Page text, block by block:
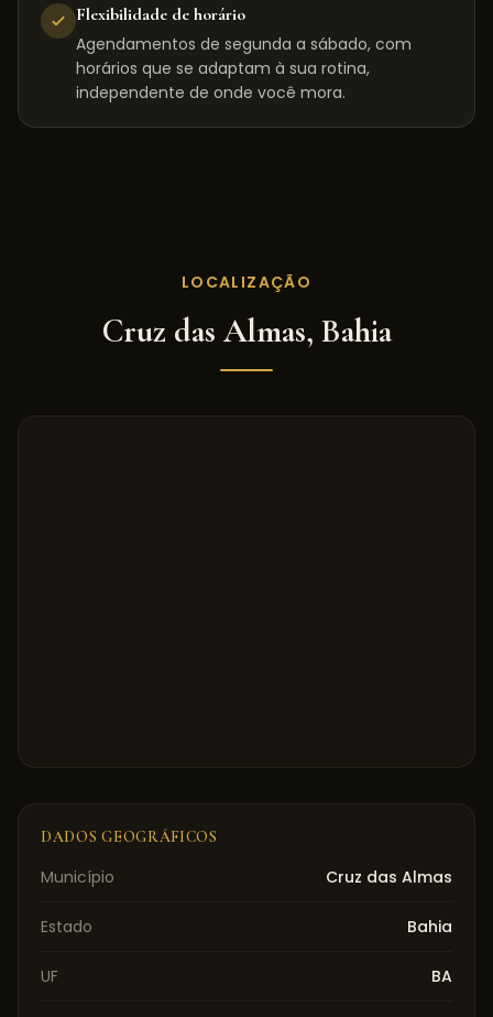
Flexibilidade de horário
Agendamentos de segunda a sábado, com
horários que se adaptam à sua rotina,
independente de onde você mora.
LOCALIZAÇÃO
Cruz das Almas, Bahia
DADOS GEOGRÁFICOS
Município Cruz das Almas
Estado Bahia
UF BA